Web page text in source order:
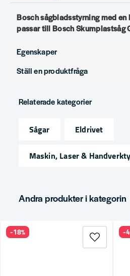
Bosch sågbladsstyrning med
passar till Bosch Skumplastsåg
Egenskaper
Produkttyp
Ställ en produktfråga
Fråga oss något om denna
Namn
Ja, ni får publicera min fråga
Relaterade kategorier
Sågar
Eldrivet
Maskin, Laser &
Andra produkter i kategorin
-18% -